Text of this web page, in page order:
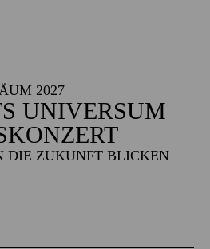
2027
UNIVERSUM
DIE ZUKUNFT BLICKEN